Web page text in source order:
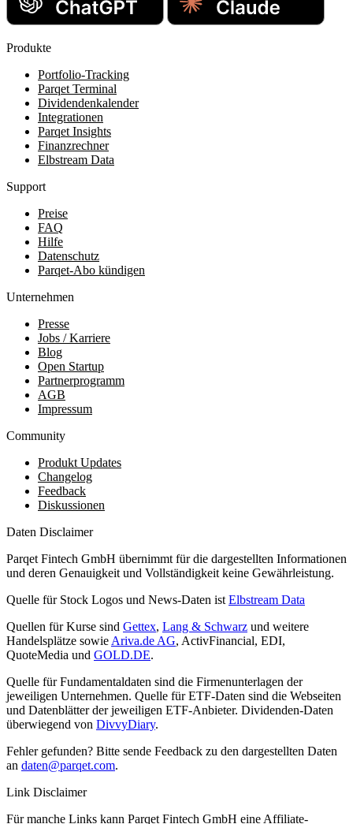
Produkte
Portfolio-Tracking
Parqet Terminal
Dividendenkalender
Integrationen
Parqet Insights
Finanzrechner
Elbstream Data
Support
Preise
FAQ
Hilfe
Datenschutz
Parqet-Abo kündigen
Unternehmen
Presse
Jobs / Karriere
Blog
Open Startup
Partnerprogramm
AGB
Impressum
Community
Produkt Updates
Changelog
Feedback
Diskussionen
Daten Disclaimer
Parqet Fintech GmbH übernimmt für die dargestellten Informationen
und deren Genauigkeit und Vollständigkeit keine Gewährleistung.
Quelle für Stock Logos und News-Daten ist Elbstream Data
Quellen für Kurse sind Gettex, Lang & Schwarz und weitere
Handelsplätze sowie Ariva.de AG, ActivFinancial, EDI,
QuoteMedia und GOLD.DE.
Quelle für Fundamentaldaten sind die Firmenunterlagen der
jeweiligen Unternehmen. Quelle für ETF-Daten sind die Webseiten
und Datenblätter der jeweiligen ETF-Anbieter. Dividenden-Daten
überwiegend von DivvyDiary.
Fehler gefunden? Bitte sende Feedback zu den dargestellten Daten
an daten@parqet.com.
Link Disclaimer
Für manche Links kann Parqet Fintech GmbH eine Affiliate-